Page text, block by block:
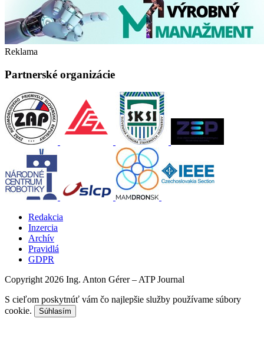
Reklama
Partnerské organizácie
Redakcia
Inzercia
Archív
Pravidlá
GDPR
Copyright 2026 Ing. Anton Gérer – ATP Journal
S cieľom poskytnúť vám čo najlepšie služby používame súbory
cookie.
Súhlasím